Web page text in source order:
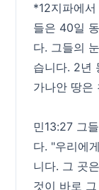
*12지파에
들은 40일
다. 그들의
습니다. 2년
가나안 땅은
민13:27 그
다. "우리에
니다. 그 곳
것이 바로